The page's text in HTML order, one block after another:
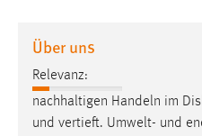
Über uns
Relevanz:
nachhaltigen Handeln im
und vertieft. Umwelt- und
Name:
staticfilecache
Zweck: